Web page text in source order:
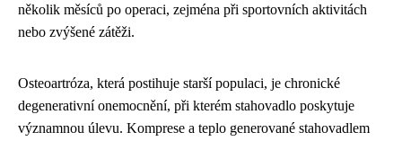
několik měsíců po operaci, zejména při sportovních aktivitách
nebo zvýšené zátěži.
Osteoartróza, která postihuje starší populaci, je chronické
degenerativní onemocnění, při kterém stahovadlo poskytuje
významnou úlevu. Komprese a teplo generované stahovadlem